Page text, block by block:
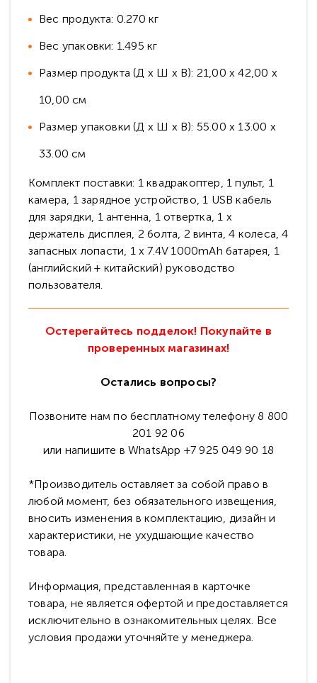
Вес продукта: 0.270 кг
Вес упаковки: 1.495 кг
Размер продукта (Д х Ш х В): 21,00 х 42,00 х
10,00 см
Размер упаковки (Д х Ш х В): 55.00 х 13.00 х
33.00 см
Комплект поставки: 1 квадракоптер, 1 пульт, 1
камера, 1 зарядное устройство, 1 USB кабель
для зарядки, 1 антенна, 1 отвертка, 1 х
держатель дисплея, 2 болта, 2 винта, 4 колеса, 4
запасных лопасти, 1 х 7.4V 1000mAh батарея, 1
(английский + китайский) руководство
пользователя.
Остерегайтесь подделок! Покупайте в
проверенных магазинах!
Остались вопросы?
Позвоните нам по бесплатному телефону 8 800
201 92 06
или напишите в WhatsApp +7 925 049 90 18
*Производитель оставляет за собой право в
любой момент, без обязательного извещения,
вносить изменения в комплектацию, дизайн и
характеристики, не ухудшающие качество
товара.
Информация, представленная в карточке
товара, не является офертой и предоставляется
исключительно в ознакомительных целях. Все
условия продажи уточняйте у менеджера.